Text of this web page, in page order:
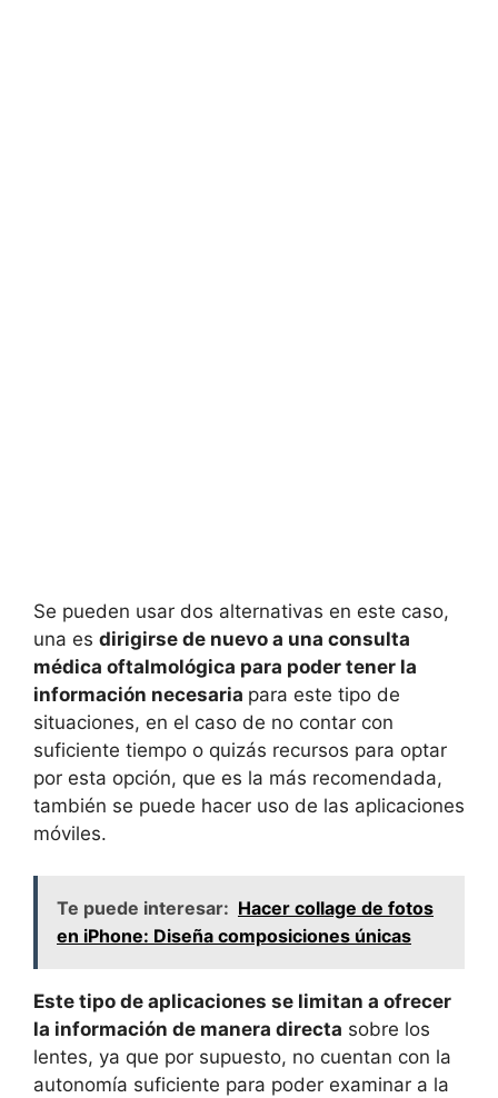
Se pueden usar dos alternativas en este caso,
una es dirigirse de nuevo a una consulta
médica oftalmológica para poder tener la
información necesaria para este tipo de
situaciones, en el caso de no contar con
suficiente tiempo o quizás recursos para optar
por esta opción, que es la más recomendada,
también se puede hacer uso de las aplicaciones
móviles.
Te puede interesar: Hacer collage de fotos
en iPhone: Diseña composiciones únicas
Este tipo de aplicaciones se limitan a ofrecer
la información de manera directa sobre los
lentes, ya que por supuesto, no cuentan con la
autonomía suficiente para poder examinar a la